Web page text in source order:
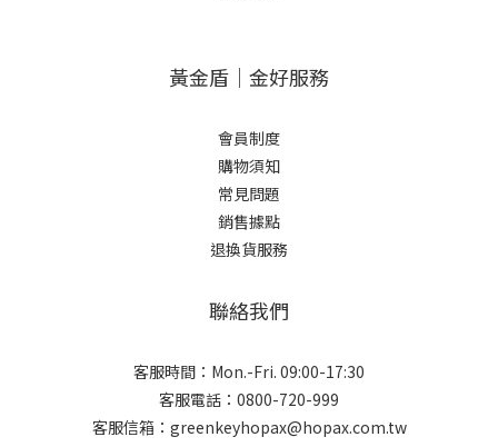
黃金盾｜金好服務
會員制度
購物須知
常見問題
銷售據點
退換貨服務
聯絡我們
客服時間：Mon.-Fri. 09:00-17:30
客服電話：0800-720-999
客服信箱：greenkeyhopax@hopax.com.tw